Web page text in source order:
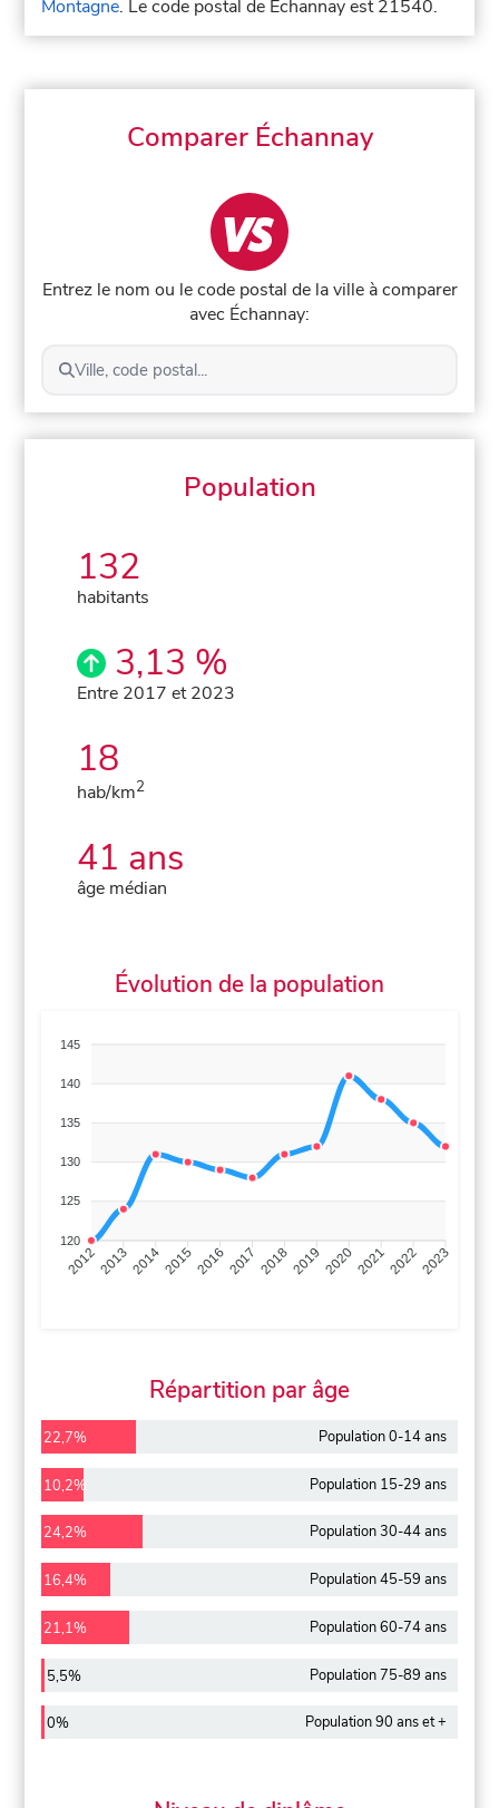
Montagne. Le code postal de Échannay est 21540.
Comparer Échannay
Entrez le nom ou le code postal de la ville à comparer
avec Échannay:
Ville, code postal...
Population
132
habitants
3,13 %
Entre 2017 et 2023
18
hab/km2
41 ans
âge médian
Évolution de la population
145
140
135
130
125
120
201220132014201520162017 20182019 2020202120222023
Répartition par âge
22,7% Population 0-14 ans
10,2% Population 15-29 ans
24,2% Population 30-44 ans
16,4% Population 45-59 ans
21,1% Population 60-74 ans
5,5% Population 75-89 ans
0% Population 90 ans et +